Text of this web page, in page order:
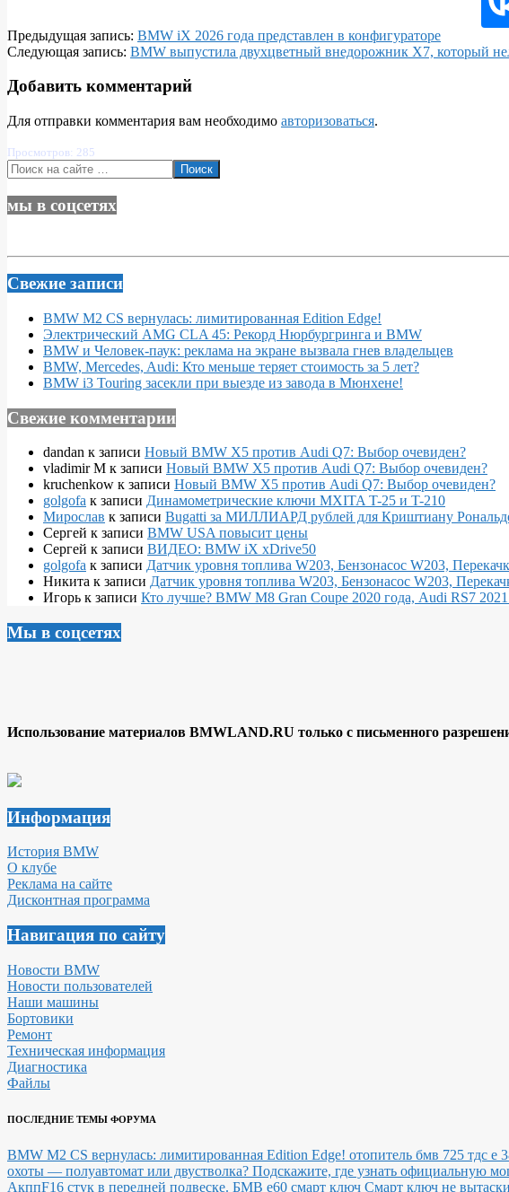
2025-
02-
Предыдущая запись: BMW iX 2026 года представлен ​​в конфигураторе
Следующая запись: BMW выпустила двухцветный внедорожник X7, который
Добавить комментарий
Для отправки комментария вам необходимо авторизоваться.
Просмотров: 285
Поиск
мы в соцсетях
Свежие записи
BMW M2 CS вернулась: лимитированная Edition Edge!
Электрический AMG CLA 45: Рекорд Нюрбургринга и BMW
BMW и Человек-паук: реклама на экране вызвала гнев владельцев
BMW, Mercedes, Audi: Кто меньше теряет стоимость за 5 лет?
BMW i3 Touring засекли при выезде из завода в Мюнхене!
Свежие комментарии
dandan к записи Новый BMW X5 против Audi Q7: Выбор очевиден?
vladimir M к записи Новый BMW X5 против Audi Q7: Выбор очевиден?
kruchenkow к записи Новый BMW X5 против Audi Q7: Выбор очевиден?
golgofa к записи Динамометрические ключи MXITA T-25 и T-210
Мирослав к записи Bugatti за МИЛЛИАРД рублей для Криштиану
Сергей к записи BMW USA повысит цены
Сергей к записи ВИДЕО: BMW iX xDrive50
golgofa к записи Датчик уровня топлива W203, Бензонасос W203,
Никита к записи Датчик уровня топлива W203, Бензонасос W203,
Игорь к записи Кто лучше? BMW M8 Gran Coupe 2020 года, Audi RS7
Мы в соцсетях
Использование материалов BMWLAND.RU только с письменного
Информация
История BMW
О клубе
Реклама на сайте
Дисконтная программа
Навигация по сайту
Новости BMW
Новости пользователей
Наши машины
Бортовики
Ремонт
Техническая информация
Диагностика
Файлы
ПОСЛЕДНИЕ ТЕМЫ ФОРУМА
BMW M2 CS вернулась: лимитированная Edition Edge! отопитель бмв 725 тдс е
охоты — полуавтомат или двустволка? Подскажите, где узнать официальную
АкппF16 стук в передней подвеске. БМВ е60 смарт ключ Смарт ключ не